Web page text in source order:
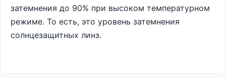
затемнения до 90% при высоком температурном
режиме. То есть, это уровень затемнения
солнцезащитных линз.